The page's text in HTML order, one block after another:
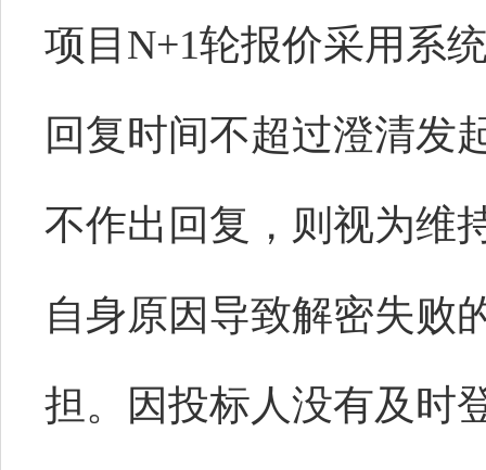
项目N+1轮报价采用系
回复时间不超过澄清发
不作出回复，则视为维
自身原因导致解密失败
担。因投标人没有及时